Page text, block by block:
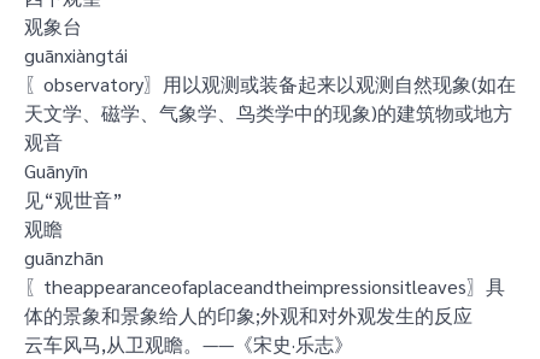
观象台
guānxiàngtái
〖observatory〗用以观测或装备起来以观测自然现象(如在
天文学、磁学、气象学、鸟类学中的现象)的建筑物或地方
观音
Guānyīn
见“观世音”
观瞻
guānzhān
〖theappearanceofaplaceandtheimpressionsitleaves〗具
体的景象和景象给人的印象;外观和对外观发生的反应
云车风马,从卫观瞻。——《宋史·乐志》